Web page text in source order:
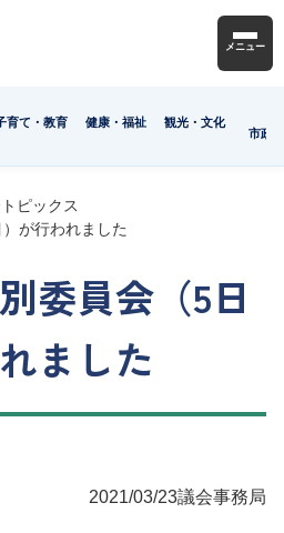
メニュー
育て・教育 健康・福祉
観光・文化
市政
ピックス
が行われました
委員会（5日
ました
2021/03/23議会事務局